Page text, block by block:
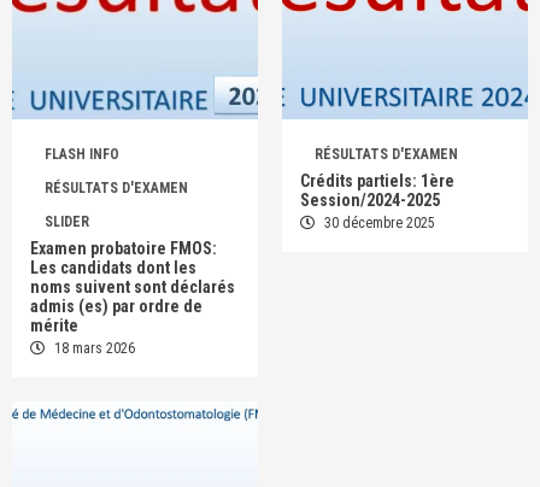
FLASH INFO
RÉSULTATS D'EXAMEN
SLIDER
Examen probatoire FMOS:
Les candidats dont les
noms suivent sont déclarés
admis (es) par ordre de
mérite
18 mars 2026
RÉSULTATS D'EXAMEN
Crédits partiels: 1ère
Session/2024-2025
30 décembre 2025